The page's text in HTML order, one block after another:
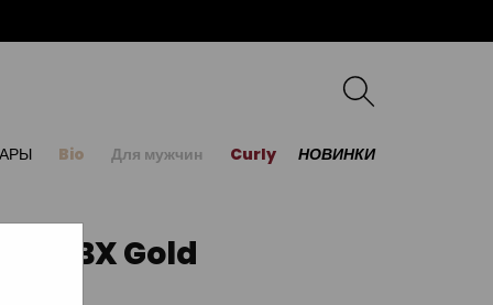
Bio Для мужчин Curly НОВИНКИ
BX Gold